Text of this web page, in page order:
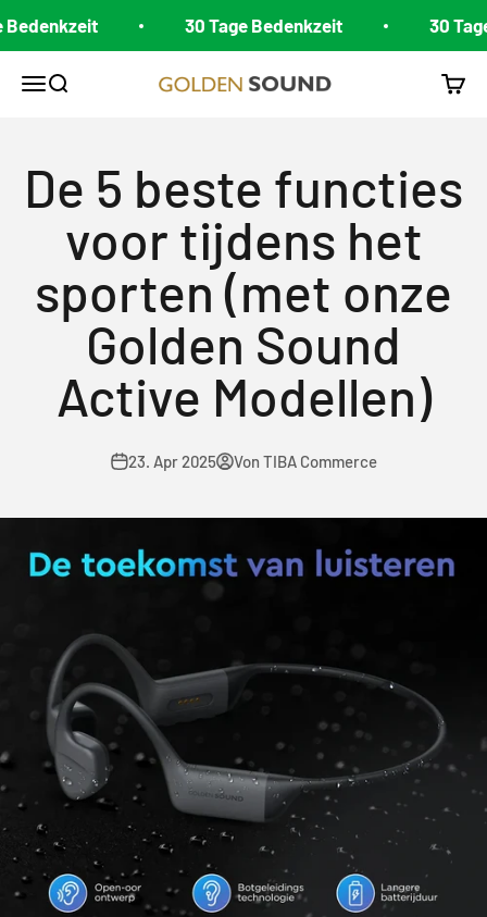
Zum Inhalt springen
30 Tage Bedenkzeit 30 Tage
Navigationsmenü öffnen
Suche öffnen Golden Sound
De 5 beste functies
voor tijdens het
sporten (met onze
Golden Sound
Active Modellen)
23. Apr 2025 Von TIBA Commerce